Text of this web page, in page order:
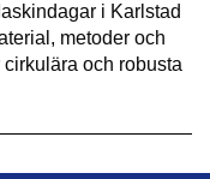
i Karlstad
metoder och
och robusta